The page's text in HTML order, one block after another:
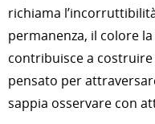
richiama
permanenza, il colore
contribuisce a
pensato per
sappia osservare con